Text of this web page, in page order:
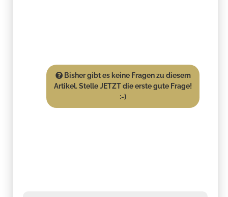
Bisher gibt es keine Fragen zu diesem
Artikel. Stelle JETZT die erste gute Frage!
:-)